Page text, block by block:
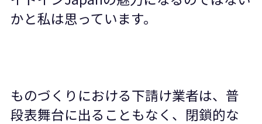
かと私は思っています。
ものづくりにおける下請け業者は、普
段表舞台に出ることもなく、閉鎖的な